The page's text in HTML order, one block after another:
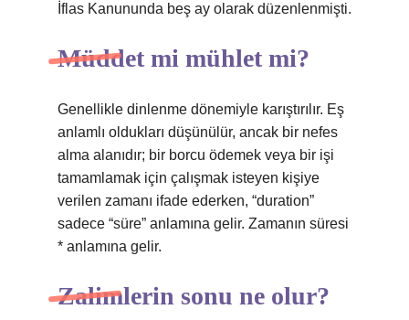
İflas Kanununda beş ay olarak düzenlenmişti.
Müddet mi mühlet mi?
Genellikle dinlenme dönemiyle karıştırılır. Eş
anlamlı oldukları düşünülür, ancak bir nefes
alma alanıdır; bir borcu ödemek veya bir işi
tamamlamak için çalışmak isteyen kişiye
verilen zamanı ifade ederken, “duration”
sadece “süre” anlamına gelir. Zamanın süresi
* anlamına gelir.
Zalimlerin sonu ne olur?